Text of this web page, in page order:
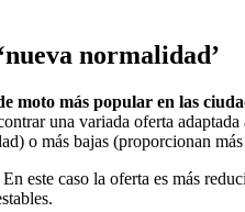
normalidad’
moto más popular en las
una variada oferta
o más bajas (proporcionan
En este caso la oferta es más